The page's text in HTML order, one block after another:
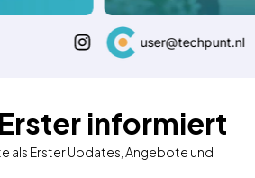
user@techpunt.nl
informiert
als Erster Updates, Angebote und